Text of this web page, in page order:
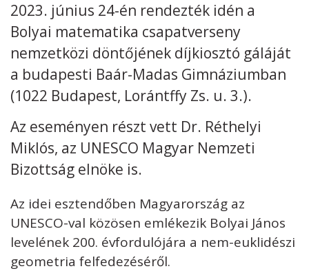
Kövess minket unescohungary
RSS
2023. június 24-én rendezték idén a
Bolyai matematika csapatverseny
nemzetközi döntőjének díjkiosztó gáláját
a budapesti Baár-Madas Gimnáziumban
(1022 Budapest, Lorántffy Zs. u. 3.).
Az eseményen részt vett Dr. Réthelyi
Miklós, az UNESCO Magyar Nemzeti
Bizottság elnöke is.
Az idei esztendőben Magyarország az
UNESCO-val közösen emlékezik Bolyai János
levelének 200. évfordulójára a nem-euklidészi
geometria felfedezéséről.